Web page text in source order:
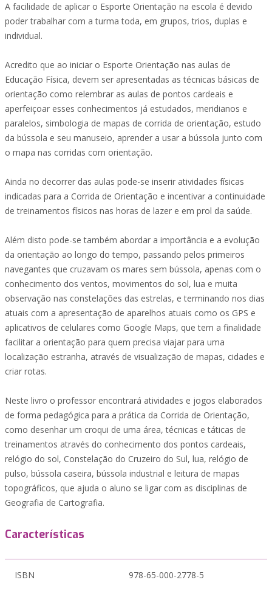
A facilidade de aplicar o Esporte Orientação na escola é devido
poder trabalhar com a turma toda, em grupos, trios, duplas e
individual.
Acredito que ao iniciar o Esporte Orientação nas aulas de
Educação Física, devem ser apresentadas as técnicas básicas de
orientação como relembrar as aulas de pontos cardeais e
aperfeiçoar esses conhecimentos já estudados, meridianos e
paralelos, simbologia de mapas de corrida de orientação, estudo
da bússola e seu manuseio, aprender a usar a bússola junto com
o mapa nas corridas com orientação.
Ainda no decorrer das aulas pode-se inserir atividades físicas
indicadas para a Corrida de Orientação e incentivar a continuidade
de treinamentos físicos nas horas de lazer e em prol da saúde.
Além disto pode-se também abordar a importância e a evolução
da orientação ao longo do tempo, passando pelos primeiros
navegantes que cruzavam os mares sem bússola, apenas com o
conhecimento dos ventos, movimentos do sol, lua e muita
observação nas constelações das estrelas, e terminando nos dias
atuais com a apresentação de aparelhos atuais como os GPS e
aplicativos de celulares como Google Maps, que tem a finalidade
facilitar a orientação para quem precisa viajar para uma
localização estranha, através de visualização de mapas, cidades e
criar rotas.
Neste livro o professor encontrará atividades e jogos elaborados
de forma pedagógica para a prática da Corrida de Orientação,
como desenhar um croqui de uma área, técnicas e táticas de
treinamentos através do conhecimento dos pontos cardeais,
relógio do sol, Constelação do Cruzeiro do Sul, lua, relógio de
pulso, bússola caseira, bússola industrial e leitura de mapas
topográficos, que ajuda o aluno se ligar com as disciplinas de
Geografia de Cartografia.
Características
ISBN 978-65-000-2778-5